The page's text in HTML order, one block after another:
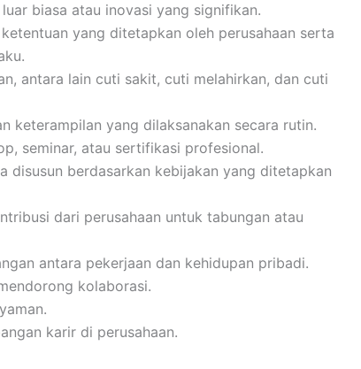
biasa atau inovasi yang signifikan.
yang ditetapkan oleh perusahaan serta
antara lain cuti sakit, cuti melahirkan, dan cuti
keterampilan yang dilaksanakan secara rutin.
seminar, atau sertifikasi profesional.
disusun berdasarkan kebijakan yang ditetapkan
dari perusahaan untuk tabungan atau
antara pekerjaan dan kehidupan pribadi.
kolaborasi.
karir di perusahaan.